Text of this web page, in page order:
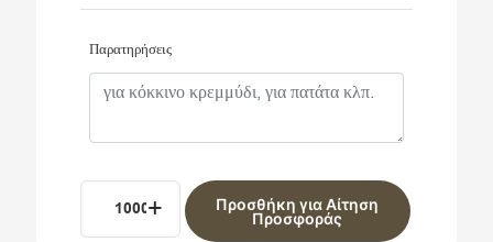
Παρατηρήσεις
Διχτυωτός
Σάκος
Συσκευασίας
Προσθήκη για Αίτηση
Προσφοράς